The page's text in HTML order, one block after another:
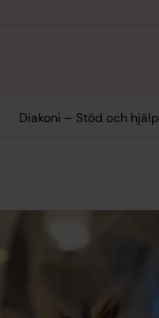
Diakoni – Stöd och hjälp